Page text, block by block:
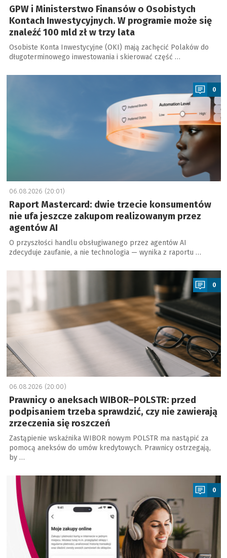
GPW i Ministerstwo Finansów o Osobistych
Kontach Inwestycyjnych. W programie może się
znaleźć 100 mld zł w trzy lata
Osobiste Konta Inwestycyjne (OKI) mają zachęcić Polaków do
długoterminowego inwestowania i skierować część …
a
0
06.08.2026 (20:01)
Raport Mastercard: dwie trzecie konsumentów
nie ufa jeszcze zakupom realizowanym przez
agentów AI
O przyszłości handlu obsługiwanego przez agentów AI
zdecyduje zaufanie, a nie technologia — wynika z raportu …
a
0
06.08.2026 (20:00)
Prawnicy o aneksach WIBOR–POLSTR: przed
podpisaniem trzeba sprawdzić, czy nie zawierają
zrzeczenia się roszczeń
Zastąpienie wskaźnika WIBOR nowym POLSTR ma nastąpić za
pomocą aneksów do umów kredytowych. Prawnicy ostrzegają,
by …
0